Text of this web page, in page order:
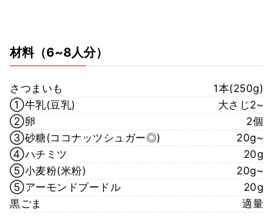
材料（6~8人分）
さつまいも
1本(250g)
①牛乳(豆乳)
大さじ2~
②卵
2個
③砂糖(ココナッツシュガー◎)
20g~
④ハチミツ
20g
⑤小麦粉(米粉)
20g~
⑤アーモンドプードル
20g
黒ごま
適量